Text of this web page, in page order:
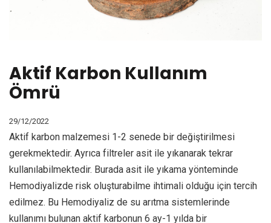
Aktif Karbon Kullanım
Ömrü
29/12/2022
Aktif karbon malzemesi 1-2 senede bir değiştirilmesi
gerekmektedir. Ayrıca filtreler asit ile yıkanarak tekrar
kullanılabilmektedir. Burada asit ile yıkama yönteminde
Hemodiyalizde risk oluşturabilme ihtimali olduğu için tercih
edilmez. Bu Hemodiyaliz de su arıtma sistemlerinde
kullanımı bulunan aktif karbonun 6 ay-1 yılda bir